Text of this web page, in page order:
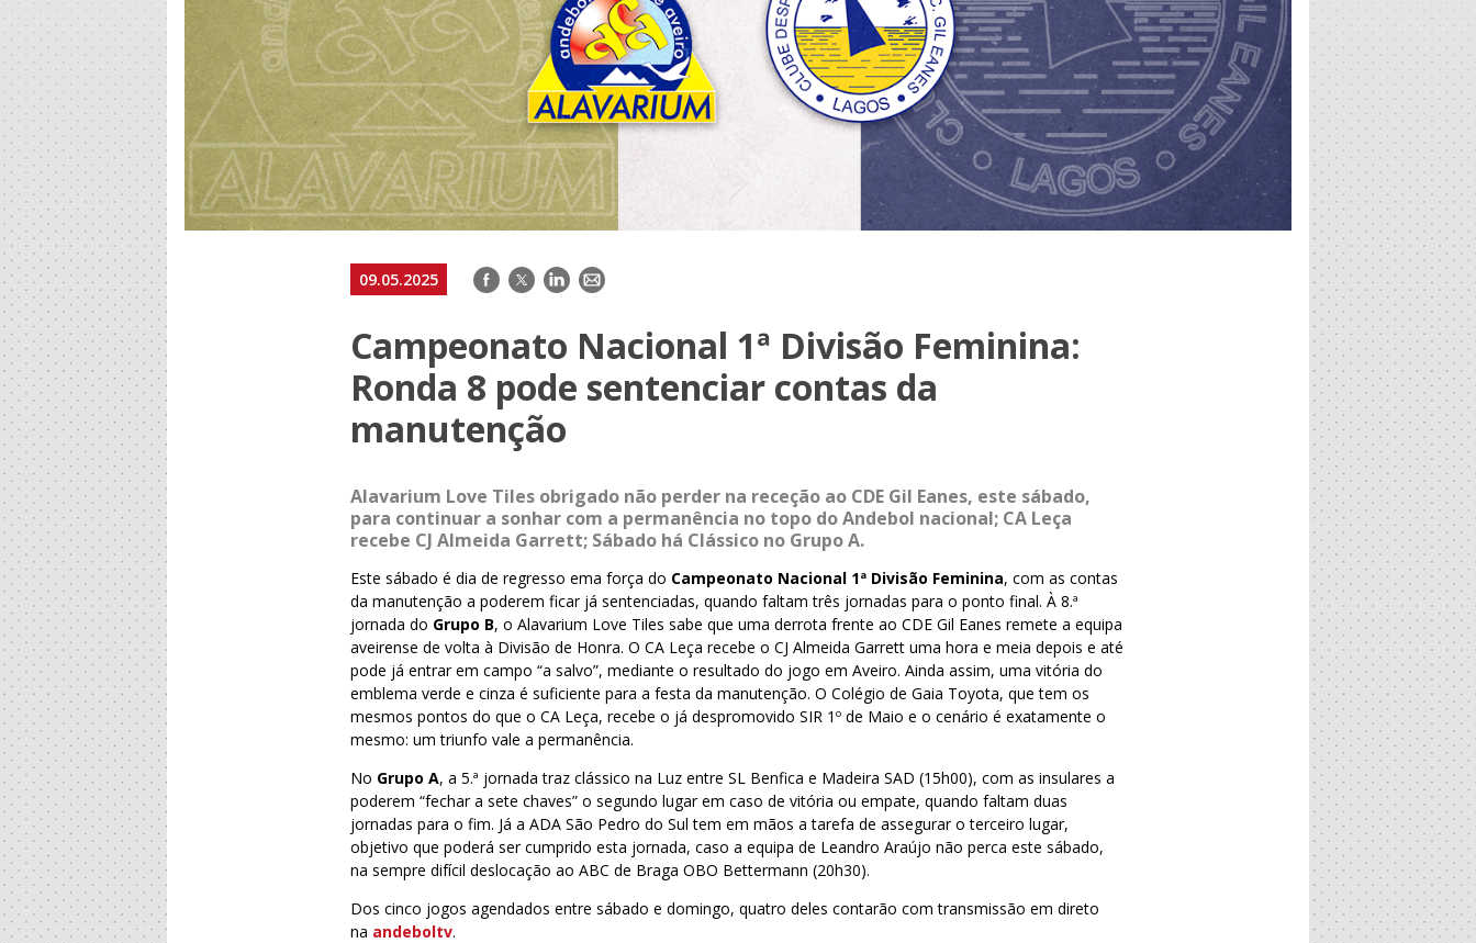
09.05.2025 Facebook
TwitterLinkedIn
E-
Campeonato Nacional 1ª Divisão Feminina:
Ronda 8 pode sentenciar contas da
manutenção
Alavarium Love Tiles obrigado não perder na receção ao CDE Gil Eanes, este sábado,
para continuar a sonhar com a permanência no topo do Andebol nacional; CA Leça
recebe CJ Almeida Garrett; Sábado há Clássico no Grupo A.
Este sábado é dia de regresso ema força do Campeonato Nacional 1ª Divisão Feminina, com as contas
da manutenção a poderem ficar já sentenciadas, quando faltam três jornadas para o ponto final. À 8.ª
jornada do Grupo B, o Alavarium Love Tiles sabe que uma derrota frente ao CDE Gil Eanes remete a equipa
aveirense de volta à Divisão de Honra. O CA Leça recebe o CJ Almeida Garrett uma hora e meia depois e até
pode já entrar em campo “a salvo”, mediante o resultado do jogo em Aveiro. Ainda assim, uma vitória do
emblema verde e cinza é suficiente para a festa da manutenção. O Colégio de Gaia Toyota, que tem os
mesmos pontos do que o CA Leça, recebe o já despromovido SIR 1º de Maio e o cenário é exatamente o
mesmo: um triunfo vale a permanência.
No Grupo A, a 5.ª jornada traz clássico na Luz entre SL Benfica e Madeira SAD (15h00), com as insulares a
poderem “fechar a sete chaves” o segundo lugar em caso de vitória ou empate, quando faltam duas
jornadas para o fim. Já a ADA São Pedro do Sul tem em mãos a tarefa de assegurar o terceiro lugar,
objetivo que poderá ser cumprido esta jornada, caso a equipa de Leandro Araújo não perca este sábado,
na sempre difícil deslocação ao ABC de Braga OBO Bettermann (20h30).
Dos cinco jogos agendados entre sábado e domingo, quatro deles contarão com transmissão em direto
na andeboltv.